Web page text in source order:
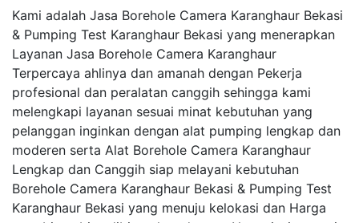
Kami adalah Jasa Borehole Camera Karanghaur Bekasi
& Pumping Test Karanghaur Bekasi yang menerapkan
Layanan Jasa Borehole Camera Karanghaur
Terpercaya ahlinya dan amanah dengan Pekerja
profesional dan peralatan canggih sehingga kami
melengkapi layanan sesuai minat kebutuhan yang
pelanggan inginkan dengan alat pumping lengkap dan
moderen serta Alat Borehole Camera Karanghaur
Lengkap dan Canggih siap melayani kebutuhan
Borehole Camera Karanghaur Bekasi & Pumping Test
Karanghaur Bekasi yang menuju kelokasi dan Harga